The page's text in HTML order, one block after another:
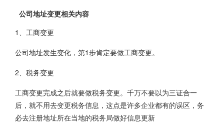
公司地址变更相关内容
1、工商变更
公司地址发生变化，第1步肯定要做工商变更。
2、税务变更
工商变更完成之后就要做税务变更。千万不要以为三证合一
后，就不用去变更税务信息，这点是许多企业都有的误区，务
必去注册地址所在当地的税务局做好信息更新